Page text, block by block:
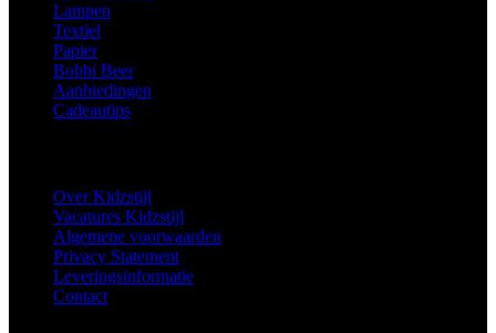
Lampen
Textiel
Papier
Bobbi Beer
Aanbiedingen
Cadeautips
Over Kidzstijl
Vacatures Kidzstijl
Algemene voorwaarden
Privacy Statement
Leveringsinformatie
Contact